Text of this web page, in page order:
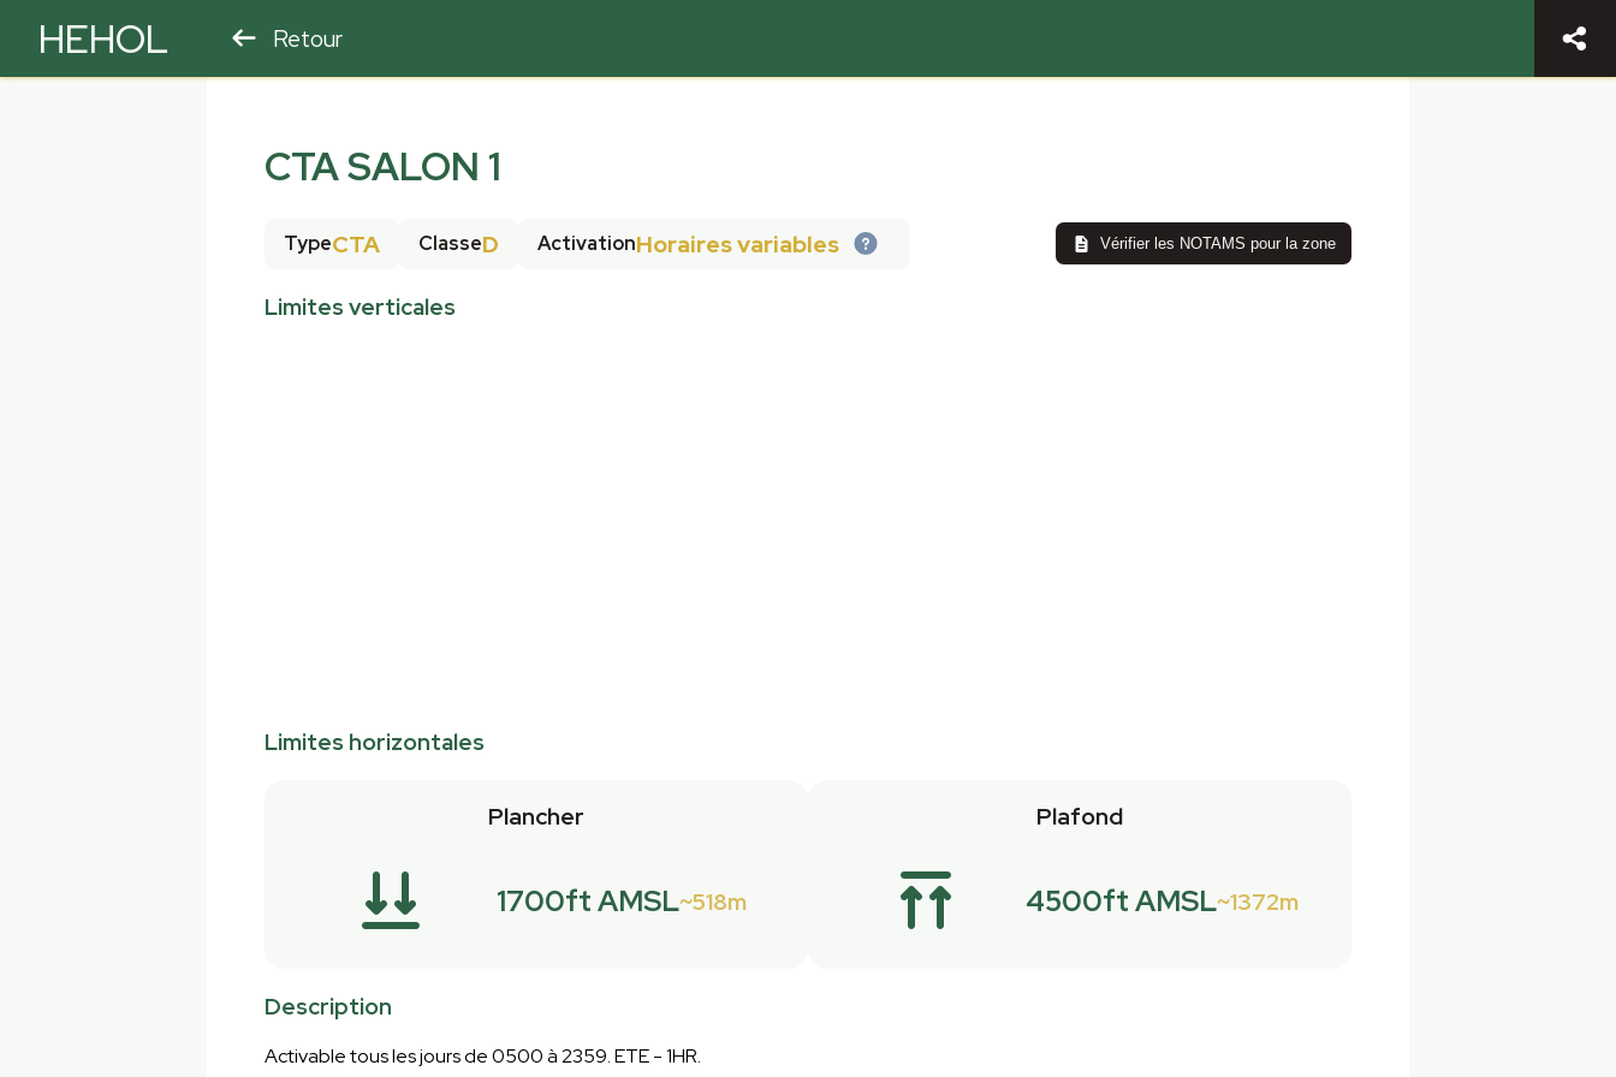
HEHOL Retour
CTA SALON 1
TypeCTA ClasseD ActivationHoraires variables Vérifier les NOTAMS pour la zone
Limites verticales
Limites horizontales
Plancher
1700ft AMSL 518m
Plafond
4500ft AMSL 1372m
Description
Activable tous les jours de 0500 à 2359. ETE - 1HR.